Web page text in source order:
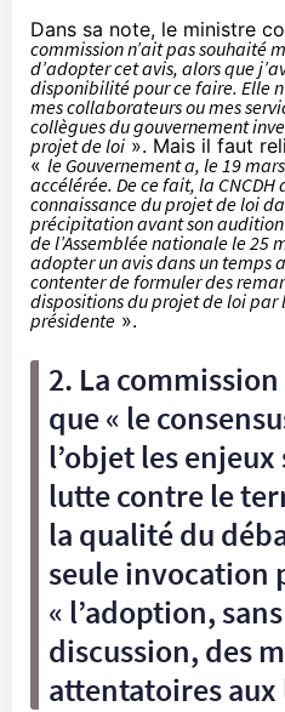
Dans sa note, le ministre
commission n’ait pas souhaité
d’adopter cet avis, alors que
disponibilité pour ce faire. Elle
mes collaborateurs ou mes
collègues du gouvernement
projet de loi ». Mais il faut
« le Gouvernement a, le 19
accélérée. De ce fait, la
connaissance du projet de loi
précipitation avant son
de l’Assemblée nationale le 25
adopter un avis dans un temps
contenter de formuler des
dispositions du projet de loi par
présidente ».
2. La
que « le
l’objet les
lutte contre le
la qualité du
seule invocation
« l’adoption,
discussion, des
attentatoires aux